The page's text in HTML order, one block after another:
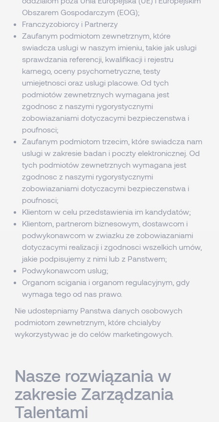
Obszarem Gospodarczym (EOG);
Franczyzobiorcy i Partnerzy
Zaufanym podmiotom zewnetrznym, które
swiadcza uslugi w naszym imieniu, takie jak uslugi
sprawdzania referencji, kwalifikacji i rejestru
karnego, oceny psychometryczne, testy
umiejetnosci oraz uslugi placowe. Od tych
podmiotów zewnetrznych wymagana jest
zgodnosc z naszymi rygorystycznymi
zobowiazaniami dotyczacymi bezpieczenstwa i
poufnosci;
Zaufanym podmiotom trzecim, które swiadcza nam
uslugi w zakresie badan i poczty elektronicznej. Od
tych podmiotów zewnetrznych wymagana jest
zgodnosc z naszymi rygorystycznymi
zobowiazaniami dotyczacymi bezpieczenstwa i
poufnosci;
Klientom w celu przedstawienia im kandydatów;
Klientom, partnerom biznesowym, dostawcom i
podwykonawcom w zwiazku ze zobowiazaniami
dotyczacymi realizacji i zgodnosci wszelkich umów,
jakie podpisujemy z nimi lub z Panstwem;
Podwykonawcom uslug;
Organom scigania i organom regulacyjnym, gdy
wymaga tego od nas prawo.
Nie udostepniamy Panstwa danych osobowych
podmiotom zewnetrznym, które chcialyby
wykorzystywac je do celów marketingowych.
Nasze rozwiązania w
zakresie Zarządzania
Talentami